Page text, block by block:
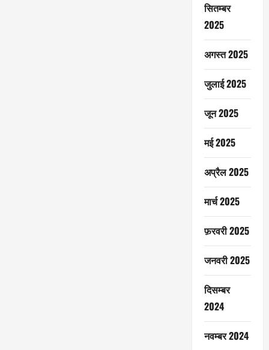
सितम्बर
2025
अगस्त 2025
जुलाई 2025
जून 2025
मई 2025
अप्रैल 2025
मार्च 2025
फ़रवरी 2025
जनवरी 2025
दिसम्बर
2024
नवम्बर 2024